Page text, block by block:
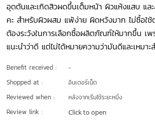
อุดตันและเกิดสิวผดขึ้นเต็มหน้า ผิวแห้งแสบ แล
คะ สำหรับผิวผสม แพ้ง่าย ผิดหวังมาก ไม่ซื้อใ
ต้องระวังในการเลือกซื้อผลิตภัณฑ์ให้มากขึ้น เ
แนะนำว่าดี แต่ไม่ได้หมายความว่ามันดีและเหมา
Benefit received : -
Shopped at : อินเตอร์เน็ต
Reviewed when : หลังจากเริ่มใช้ระยะหนึ่ง
Review link : Click to open